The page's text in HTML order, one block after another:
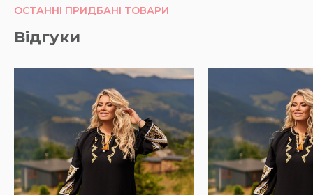
ОСТАННІ ПРИДБАНІ ТОВАРИ
Відгуки